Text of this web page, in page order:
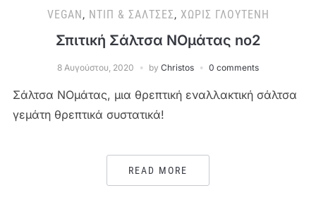
VEGAN, ΝΤΙΠ & ΣΆΛΤΣΕΣ, ΧΩΡΊΣ ΓΛΟΥΤΈΝΗ
Σπιτική Σάλτσα NOμάτας no2
8 Αυγούστου, 2020 by Christos 0 comments
Σάλτσα ΝΟμάτας, μια θρεπτική εναλλακτική σάλτσα
γεμάτη θρεπτικά συστατικά!
READ MORE